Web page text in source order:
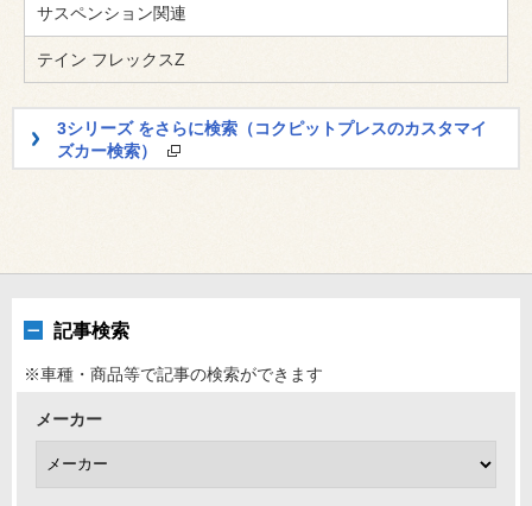
サスペンション関連
テイン フレックスZ
3シリーズ をさらに検索（コクピットプレスのカスタマイ
ズカー検索）
記事検索
※車種・商品等で記事の検索ができます
メーカー